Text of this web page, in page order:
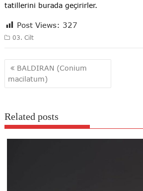
tatillerini burada geçirirler.
Post Views: 327
03. Cilt
Yazı
gezinmesi
BALDIRAN (Conium
macilatum)
Related posts